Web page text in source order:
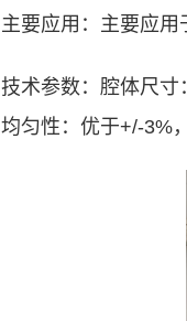
主要应用：主要应用
技术参数：腔体尺寸：
均匀性：优于+/-3%